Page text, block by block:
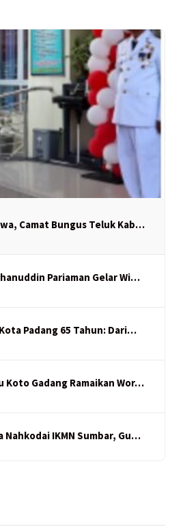
Camat Bungus Teluk Kab…
Pariaman Gelar Wi…
Padang 65 Tahun: Dari…
Koto Gadang Ramaikan Wor…
IKMN Sumbar, Gu…